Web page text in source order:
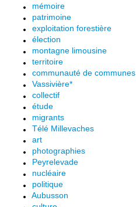
mémoire
patrimoine
exploitation forestière
élection
montagne limousine
territoire
communauté de communes
Vassivière*
collectif
étude
migrants
Télé Millevaches
art
photographies
Peyrelevade
nucléaire
politique
Aubusson